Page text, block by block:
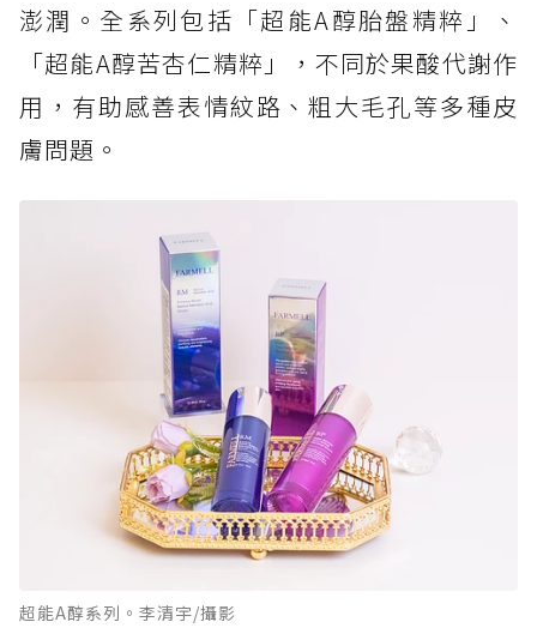
澎潤。全系列包括「超能A醇胎盤精粹」、
「超能A醇苦杏仁精粹」，不同於果酸代謝作
用，有助感善表情紋路、粗大毛孔等多種皮
膚問題。
超能A醇系列。李清宇/攝影